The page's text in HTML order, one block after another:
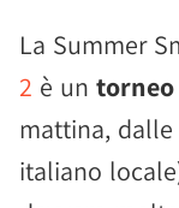
La Summer
2 è un torneo
mattina, dalle
italiano